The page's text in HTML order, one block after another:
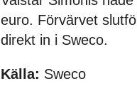
euro. Förvärvet
direkt in i Sweco.
Källa: Sweco